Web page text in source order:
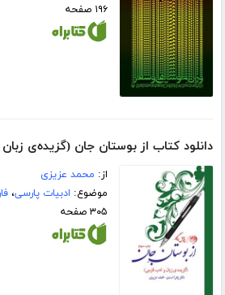
۱۹۶ صفحه
دانلود کتاب از بوستان جان (گزیده‌ی
از: محمد عزیزی
موضوع: ادبیات پارسی،
۳۰۵ صفحه